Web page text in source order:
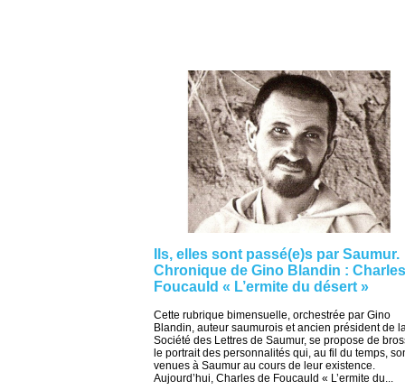
Ils, elles sont passé(e)s par Saumur.
Chronique de Gino Blandin :
Foucauld « L’ermite du désert »
Cette rubrique bimensuelle, orchestrée par Gino
Blandin, auteur saumurois et ancien président de
Société des Lettres de Saumur, se propose de
le portrait des personnalités qui, au fil du temps,
venues à Saumur au cours de leur existence.
Aujourd’hui, Charles de Foucauld « L’ermite du...